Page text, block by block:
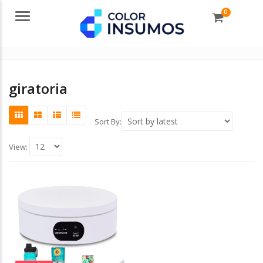
Menu 0
giratoria
Sort By:
View: